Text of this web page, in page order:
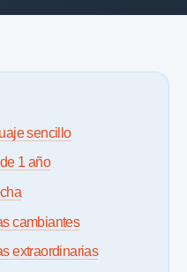
sencillo
1 año
cambiantes
extraordinarias